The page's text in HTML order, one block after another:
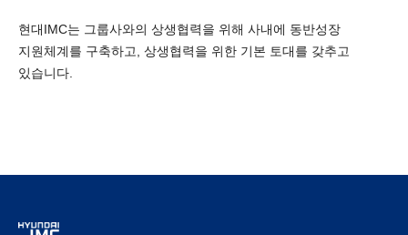
현대IMC는 그룹사와의 상생협력을 위해 사내에 동반성장
지원체계를 구축하고, 상생협력을 위한 기본 토대를 갖추고
있습니다.